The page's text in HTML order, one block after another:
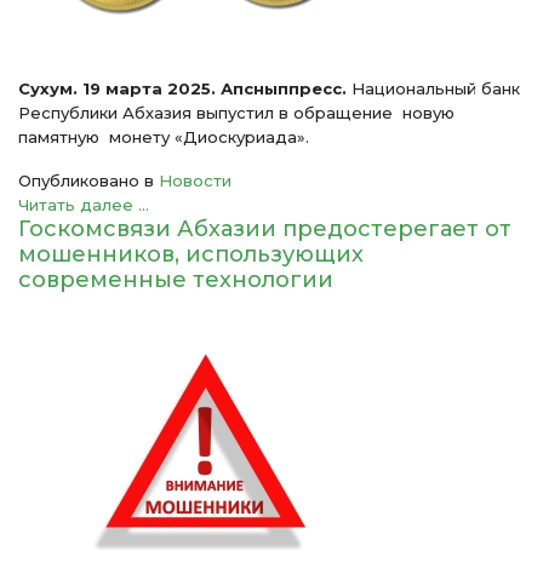
Сухум. 19 марта 2025. Апсныппресс. Национальный банк
Республики Абхазия выпустил в обращение новую
памятную монету «Диоскуриада».
Опубликовано в Новости
Читать далее ...
Госкомсвязи Абхазии предостерегает от
мошенников, использующих
современные технологии